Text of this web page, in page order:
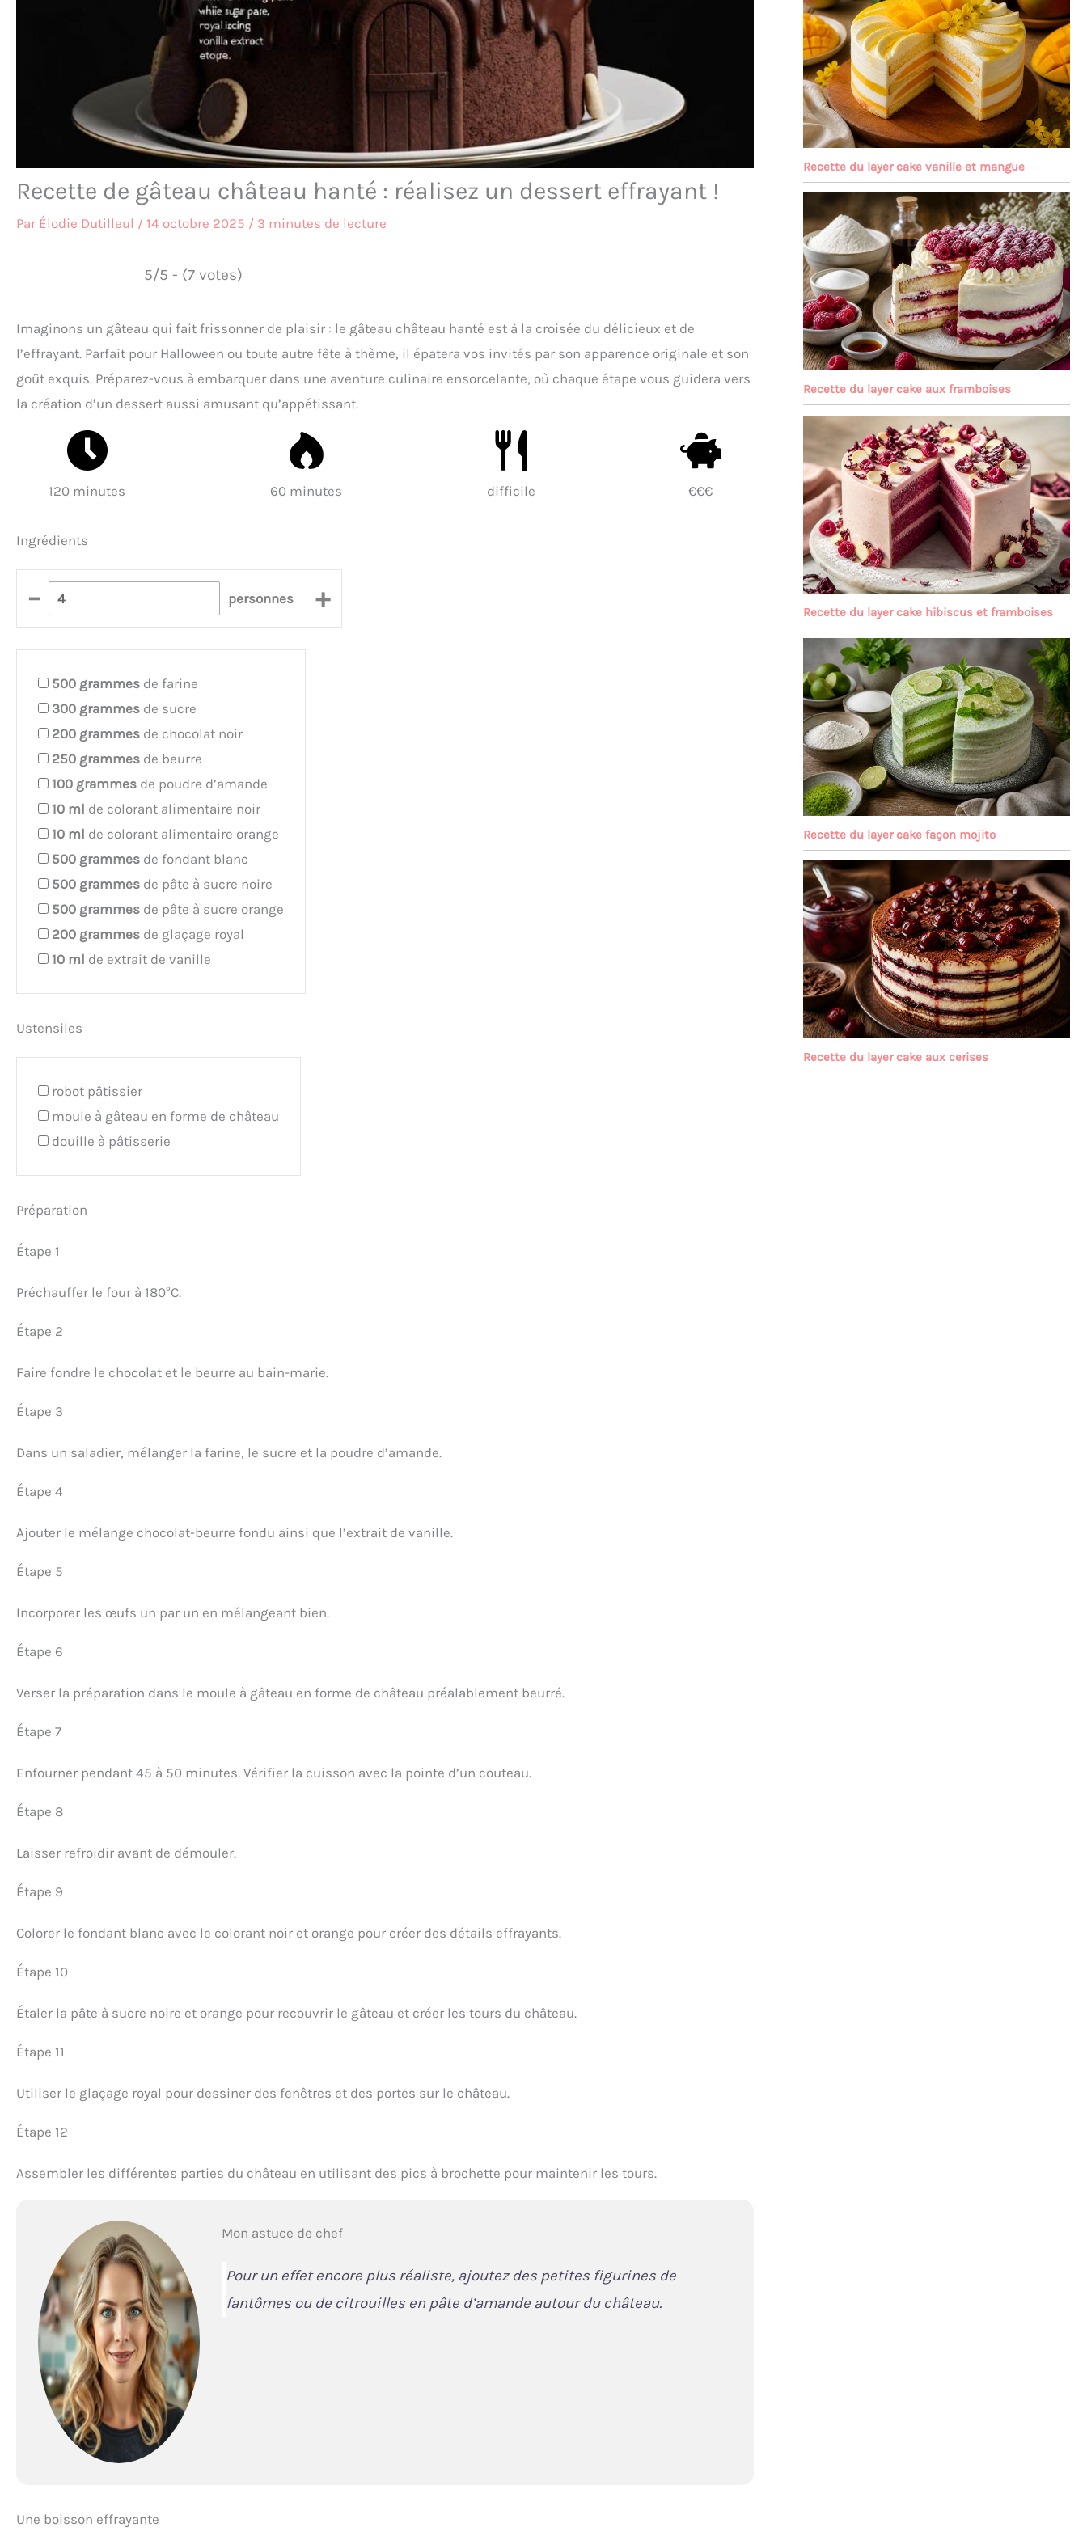
Recette de gâteau château hanté : réalisez un dessert effrayant !
Par Élodie Dutilleul / 14 octobre 2025 / 3 minutes de lecture
5/5 - (7 votes)
Imaginons un gâteau qui fait frissonner de plaisir : le gâteau château hanté est à la croisée du délicieux et de
l’effrayant. Parfait pour Halloween ou toute autre fête à thème, il épatera vos invités par son apparence originale et son
goût exquis. Préparez-vous à embarquer dans une aventure culinaire ensorcelante, où chaque étape vous guidera vers
la création d’un dessert aussi amusant qu’appétissant.
120 minutes 60 minutes difficile €€€
Ingrédients
– personnes +
500 grammes de farine
300 grammes de sucre
200 grammes de chocolat noir
250 grammes de beurre
100 grammes de poudre d’amande
10 ml de colorant alimentaire noir
10 ml de colorant alimentaire orange
500 grammes de fondant blanc
500 grammes de pâte à sucre noire
500 grammes de pâte à sucre orange
200 grammes de glaçage royal
10 ml de extrait de vanille
Ustensiles
robot pâtissier
moule à gâteau en forme de château
douille à pâtisserie
Préparation
Étape 1
Préchauffer le four à 180°C.
Étape 2
Faire fondre le chocolat et le beurre au bain-marie.
Étape 3
Dans un saladier, mélanger la farine, le sucre et la poudre d’amande.
Étape 4
Ajouter le mélange chocolat-beurre fondu ainsi que l’extrait de vanille.
Étape 5
Incorporer les œufs un par un en mélangeant bien.
Étape 6
Verser la préparation dans le moule à gâteau en forme de château préalablement beurré.
Étape 7
Enfourner pendant 45 à 50 minutes. Vérifier la cuisson avec la pointe d’un couteau.
Étape 8
Laisser refroidir avant de démouler.
Étape 9
Colorer le fondant blanc avec le colorant noir et orange pour créer des détails effrayants.
Étape 10
Étaler la pâte à sucre noire et orange pour recouvrir le gâteau et créer les tours du château.
Étape 11
Utiliser le glaçage royal pour dessiner des fenêtres et des portes sur le château.
Étape 12
Assembler les différentes parties du château en utilisant des pics à brochette pour maintenir les tours.
Mon astuce de chef
Pour un effet encore plus réaliste, ajoutez des petites figurines de
fantômes ou de citrouilles en pâte d’amande autour du château.
Une boisson effrayante
Recette du layer cake vanille et mangue
Recette du layer cake aux framboises
Recette du layer cake hibiscus et framboises
Recette du layer cake façon mojito
Recette du layer cake aux cerises